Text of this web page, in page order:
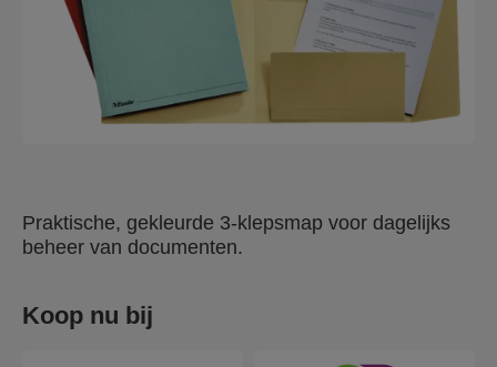
Praktische, gekleurde 3-klepsmap voor dagelijks
beheer van documenten.
Koop nu bij